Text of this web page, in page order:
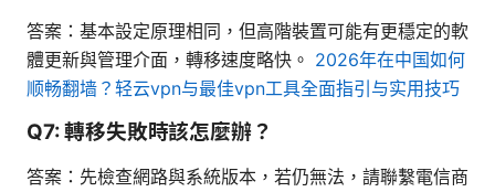
答案：基本設定原理相同，但高階裝置可能有更穩定的軟
體更新與管理介面，轉移速度略快。 2026年在中国如何
顺畅翻墙？轻云vpn与最佳vpn工具全面指引与实用技巧
Q7: 轉移失敗時該怎麼辦？
答案：先檢查網路與系統版本，若仍無法，請聯繫電信商